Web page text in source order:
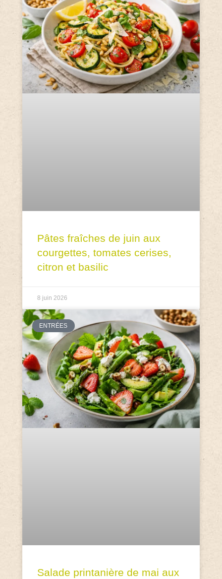
Pâtes fraîches de juin aux
courgettes, tomates cerises,
citron et basilic
8 juin 2026
ENTRÉES
Salade printanière de mai aux